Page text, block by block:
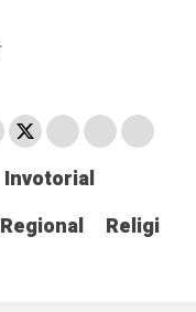
Invotorial
Regional
Religi
Invotorial
Regional
Religi